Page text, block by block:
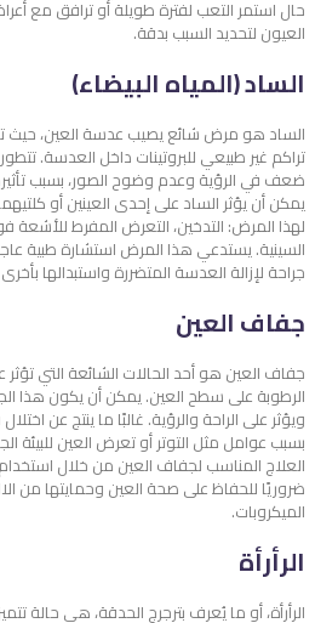
حال استمر التعب لفترة طويلة أو ترافق مع
العيون لتحديد السبب بدقة.
الساد (المياه البيضاء)
الساد هو مرض شائع يصيب عدسة العين، حيث
تراكم غير طبيعي للبروتينات داخل العدسة.
ضعف في الرؤية وعدم وضوح الصور، بسبب
يمكن أن يؤثر الساد على إحدى العينين أو
لهذا المرض: التدخين، التعرض المفرط للأشعة
السينية. يستدعي هذا المرض استشارة طبية
جراحة لإزالة العدسة المتضررة واستبدالها
جفاف العين
جفاف العين هو أحد الحالات الشائعة التي
الرطوبة على سطح العين. يمكن أن يكون هذا
ويؤثر على الراحة والرؤية. غالبًا ما ينتج عن
بسبب عوامل مثل التوتر أو تعرض العين للبيئة
العلاج المناسب لجفاف العين من خلال
ضروريًا للحفاظ على صحة العين وحمايتها من
الميكروبات.
الرأرأة
الرأرأة، أو ما يُعرف بترجرج الحدقة، هي حالة